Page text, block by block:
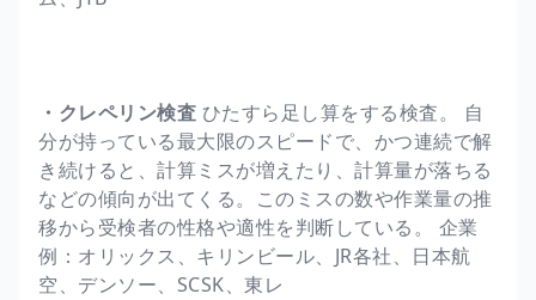
・クレペリン検査 ひたすら足し算をする検査。 自
分が持っている最大限のスピードで、かつ連続で解
き続けると、計算ミスが増えたり、計算量が落ちる
などの傾向が出てくる。このミスの数や作業量の推
移から受検者の性格や適性を判断している。 企業
例：オリックス、キリンビール、JR各社、日本航
空、デンソー、SCSK、東レ